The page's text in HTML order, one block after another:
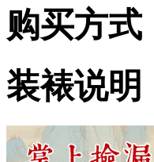
购买方式
装裱说明